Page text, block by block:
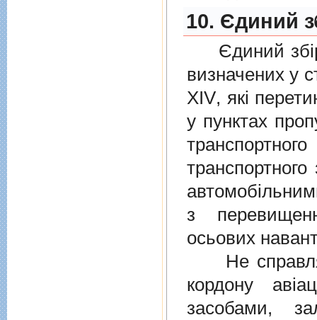
10. Єдиний
Єдиний збiр
визначених у
XIV, якi
у пунктах
з
осьових
Не
кордону
засобами,